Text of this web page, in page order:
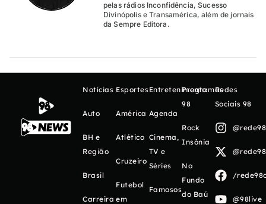
pelas rádios Inconfidência, Sucesso
Divinópolis e Transamérica, além de jornais
da Sempre Editora.
Notícias
Auto
BH e
Região
Brasil
Carreira
Esportes
América
Atlético
Cruzeiro
Futebol
em
Entretenimento
Agenda
Cinema,
TV e
Séries
Famosos
Programas
98
Rock
Insônia
No
Fundo
do Baú
Redes
Sociais 98
/
@98live